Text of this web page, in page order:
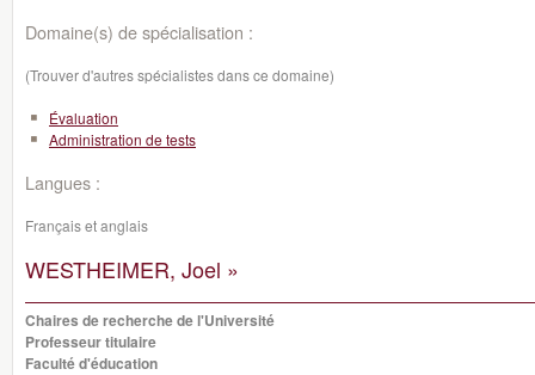
Domaine(s) de spécialisation :
(Trouver d'autres spécialistes dans ce domaine)
Évaluation
Administration de tests
Langues :
Français et anglais
WESTHEIMER, Joel »
Chaires de recherche de l'Université
Professeur titulaire
Faculté d'éducation